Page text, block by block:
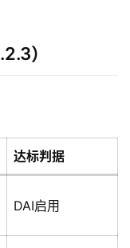
）
达标判据
DAI启用